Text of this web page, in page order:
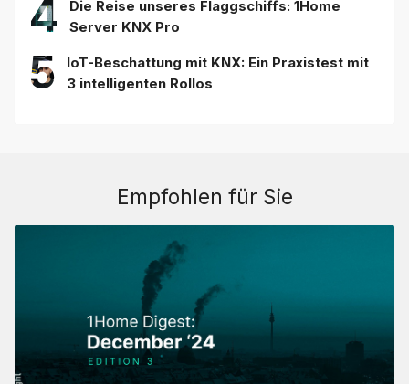
4
Die Reise unseres Flaggschiffs: 1Home
Server KNX Pro
5
IoT-Beschattung mit KNX: Ein Praxistest mit
3 intelligenten Rollos
Empfohlen für Sie